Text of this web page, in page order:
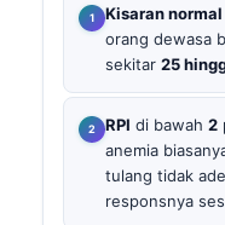
Kisaran normal
orang dewasa
sekitar 25
RPI di bawah 2
anemia
tulang tidak
responsnya